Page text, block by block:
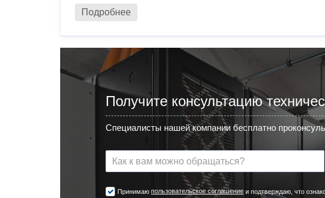
Подробнее
Получите консультацию
Специалисты нашей компании бесплатно
Принимаю пользовательское соглашение и подтверждаю, что